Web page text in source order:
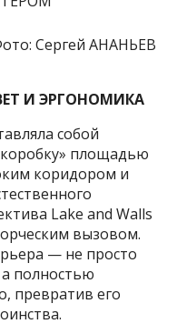
Сергей АНАНЬЕВ
И ЭРГОНОМИКА
собой
площадью
коридором и
Lake and Walls
вызовом.
— не просто
а полностью
превратив его